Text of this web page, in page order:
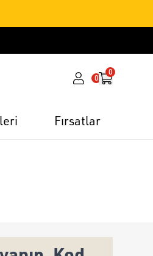
0
0
Fırsatlar